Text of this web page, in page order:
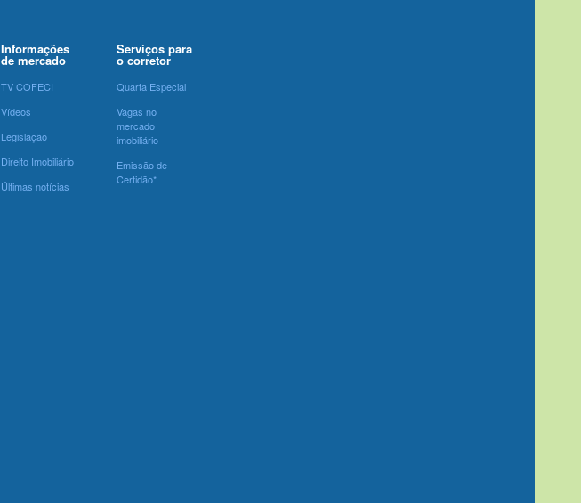
Informações
de mercado
TV COFECI
Vídeos
Legislação
Direito Imobiliário
Últimas notícias
Serviços para
o corretor
Quarta Especial
Vagas no
mercado
imobiliário
Emissão de
Certidão*